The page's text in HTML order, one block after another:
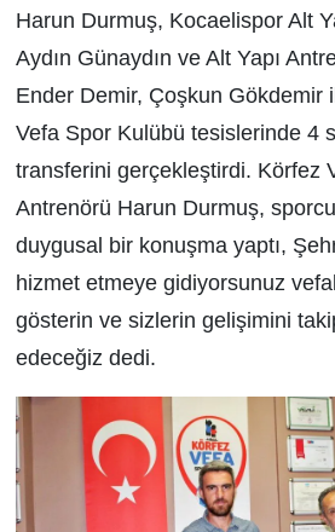
Harun Durmuş, Kocaelispor Alt
Aydın Günaydın ve Alt Yapı
Ender Demir, Çoşkun Gökdemir
Vefa Spor Kulübü tesislerinde 4
transferini gerçekleştirdi. Körfez
Antrenörü Harun Durmuş,
duygusal bir konuşma yaptı,
hizmet etmeye gidiyorsunuz
gösterin ve sizlerin gelişimini
edeceğiz dedi.